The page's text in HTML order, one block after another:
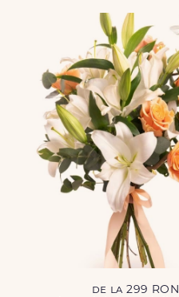
de la 299 RON